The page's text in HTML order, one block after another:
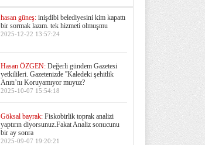
hasan güneş: inişdibi belediyesini kim kapattı
bir sormak lazım. tek hizmeti olmuşmu
2025-12-22 13:57:24
Hasan ÖZGEN: Değerli gündem Gazetesi
yetkilileri. Gazetenizde ''Kaledeki şehitlik
Anıtı’nı Koruyamıyor muyuz?
2025-10-07 15:54:18
Göksal bayrak: Fiskobirlik toprak analizi
yaptırın diyorsunuz.Fakat Analiz sonucunu
bir ay sonra
2025-09-07 19:20:21